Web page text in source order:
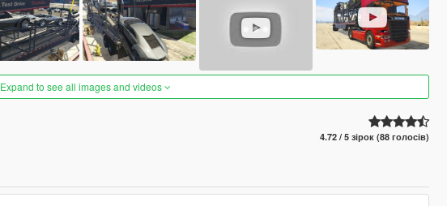
Expand to see all images and videos
4.72 / 5 зірок (88 голосів)